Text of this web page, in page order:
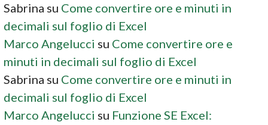
Sabrina su Come convertire ore e minuti in
decimali sul foglio di Excel
Marco Angelucci su Come convertire ore e
minuti in decimali sul foglio di Excel
Sabrina su Come convertire ore e minuti in
decimali sul foglio di Excel
Marco Angelucci su Funzione SE Excel: